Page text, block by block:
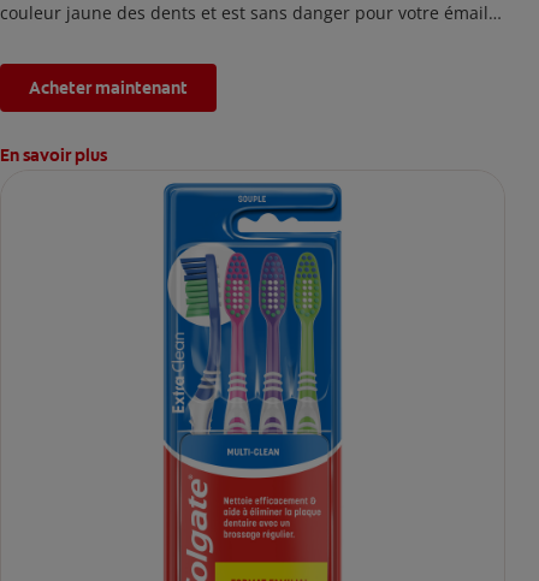
couleur jaune des dents et est sans danger pour votre émail.
Acheter maintenant
En savoir plus